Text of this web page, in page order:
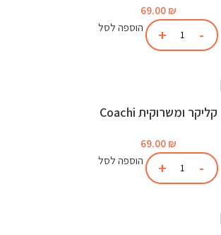
69.00 ₪
הוספה לסל
קליקר ומשרוקית Coachi
69.00 ₪
הוספה לסל